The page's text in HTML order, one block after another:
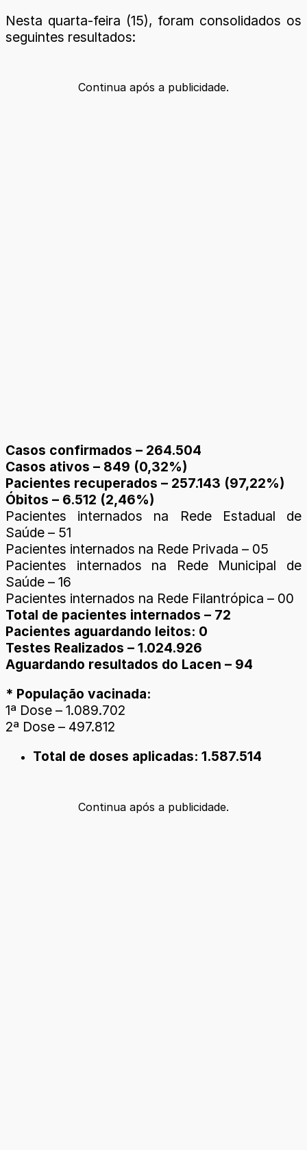
Nesta quarta-feira (15), foram consolidados os
seguintes resultados:
Continua após a publicidade.
Casos confirmados – 264.504
Casos ativos – 849 (0,32%)
Pacientes recuperados – 257.143 (97,22%)
Óbitos – 6.512 (2,46%)
Pacientes internados na Rede Estadual de
Saúde – 51
Pacientes internados na Rede Privada – 05
Pacientes internados na Rede Municipal de
Saúde – 16
Pacientes internados na Rede Filantrópica – 00
Total de pacientes internados – 72
Pacientes aguardando leitos: 0
Testes Realizados – 1.024.926
Aguardando resultados do Lacen – 94
* População vacinada:
1ª Dose – 1.089.702
2ª Dose – 497.812
Total de doses aplicadas: 1.587.514
Continua após a publicidade.